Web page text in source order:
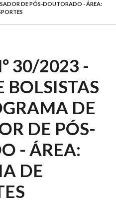
DE PÓS-DOUTORADO - ÁREA:
30/2023 -
BOLSISTAS
DE
DE PÓS-
- ÁREA:
DE